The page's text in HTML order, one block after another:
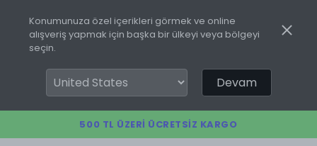
Konumunuza özel içerikleri görmek ve online
alışveriş yapmak için başka bir ülkeyi veya bölgeyi
seçin.
Devam
500 TL ÜZERI ÜCRETSIZ KARGO